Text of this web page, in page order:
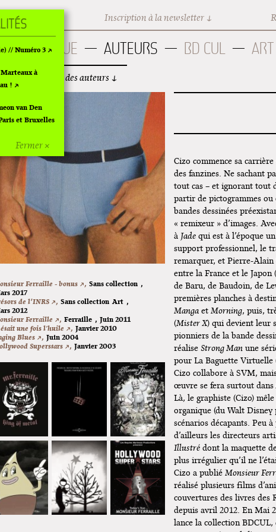
Inscription à la newsletter
CATALOGUE AUTEURS BD CUL ART
alphabétique des auteurs
Ferraille - bonus ↗, Sans collection ,
2017
de l’INRS ↗, Sans collection Art ,
2012
Ferraille ↗, Ferraille , Juin 2011
une fois l'huile ↗, Janvier 2010
Blues ↗, Juin 2004
Superstars ↗, Janvier 2003
Cizo commence sa
des fanzines. Ne sachant
tout cas – et ignorant tout
partir de pictogrammes ou
bandes dessinées
« remixeur » d’images.
à Jade qui est à l’époque
support professionnel, le
remarquer, et Pierre-Alain
entre la France et le Japon
de Baru, de Baudoin, de
premières planches à
Manga etMorning, puis,
(Mister X) qui devient leur
pionniers de la bande
réaliseStrong Man une
pour La Baguette Virtuelle
Cizo collabore à SVM,
œuvre se fera surtout dans
Là, le graphiste (Cizo)
organique (du Walt Disney
scénarios décapants. Peu
d’ailleurs les directeurs
Illustré dont la maquette
plus irrégulier qu’il ne
Cizo a publiéMonsieur
réalisé plusieurs films
couvertures des livres des
depuis avril 2012. En Mai
lance la collection
Fermer ×
// Numéro 3
à
!
van Den
et Bruxelles
2024
Pola
à
le bol" de
: Funeral
: Elizabeth
!
Carrère à